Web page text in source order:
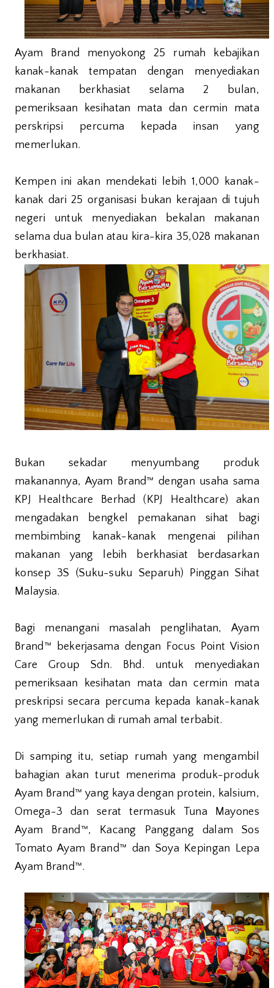
Ayam Brand menyokong 25 rumah kebajikan
kanak-kanak tempatan dengan menyediakan
makanan berkhasiat selama 2 bulan,
pemeriksaan kesihatan mata dan cermin mata
perskripsi percuma kepada insan yang
memerlukan.
Kempen ini akan mendekati lebih 1,000 kanak-
kanak dari 25 organisasi bukan kerajaan di tujuh
negeri untuk menyediakan bekalan makanan
selama dua bulan atau kira-kira 35,028 makanan
berkhasiat.
Bukan sekadar menyumbang produk
makanannya, Ayam Brand™ dengan usaha sama
KPJ Healthcare Berhad (KPJ Healthcare) akan
mengadakan bengkel pemakanan sihat bagi
membimbing kanak-kanak mengenai pilihan
makanan yang lebih berkhasiat berdasarkan
konsep 3S (Suku-suku Separuh) Pinggan Sihat
Malaysia.
Bagi menangani masalah penglihatan, Ayam
Brand™ bekerjasama dengan Focus Point Vision
Care Group Sdn. Bhd. untuk menyediakan
pemeriksaan kesihatan mata dan cermin mata
preskripsi secara percuma kepada kanak-kanak
yang memerlukan di rumah amal terbabit.
Di samping itu, setiap rumah yang mengambil
bahagian akan turut menerima produk-produk
Ayam Brand™ yang kaya dengan protein, kalsium,
Omega-3 dan serat termasuk Tuna Mayones
Ayam Brand™, Kacang Panggang dalam Sos
Tomato Ayam Brand™ dan Soya Kepingan Lepa
Ayam Brand™.